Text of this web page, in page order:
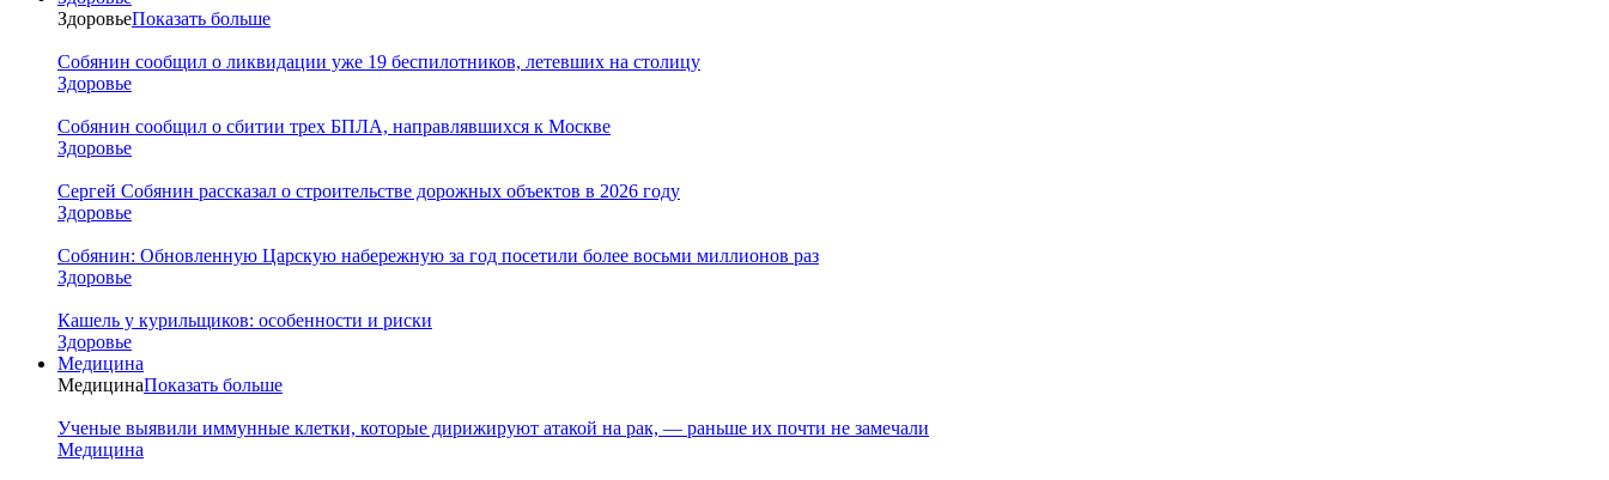
ЗдоровьеПоказать больше
Собянин сообщил о ликвидации уже 19 беспилотников, летевших на столицу
Здоровье
Собянин сообщил о сбитии трех БПЛА, направлявшихся к Москве
Здоровье
Сергей Собянин рассказал о строительстве дорожных объектов в 2026 году
Здоровье
Собянин: Обновленную Царскую набережную за год посетили более восьми миллионов раз
Здоровье
Кашель у курильщиков: особенности и риски
Здоровье
Медицина
МедицинаПоказать больше
Ученые выявили иммунные клетки, которые дирижируют атакой на рак, — раньше их почти не замечали
Медицина